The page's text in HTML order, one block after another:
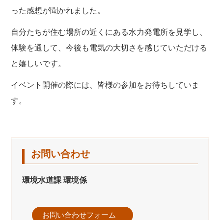
った感想が聞かれました。
自分たちが住む場所の近くにある水力発電所を見学し、
体験を通して、今後も電気の大切さを感じていただける
と嬉しいです。
イベント開催の際には、皆様の参加をお待ちしていま
す。
お問い合わせ
環境水道課 環境係
お問い合わせフォーム